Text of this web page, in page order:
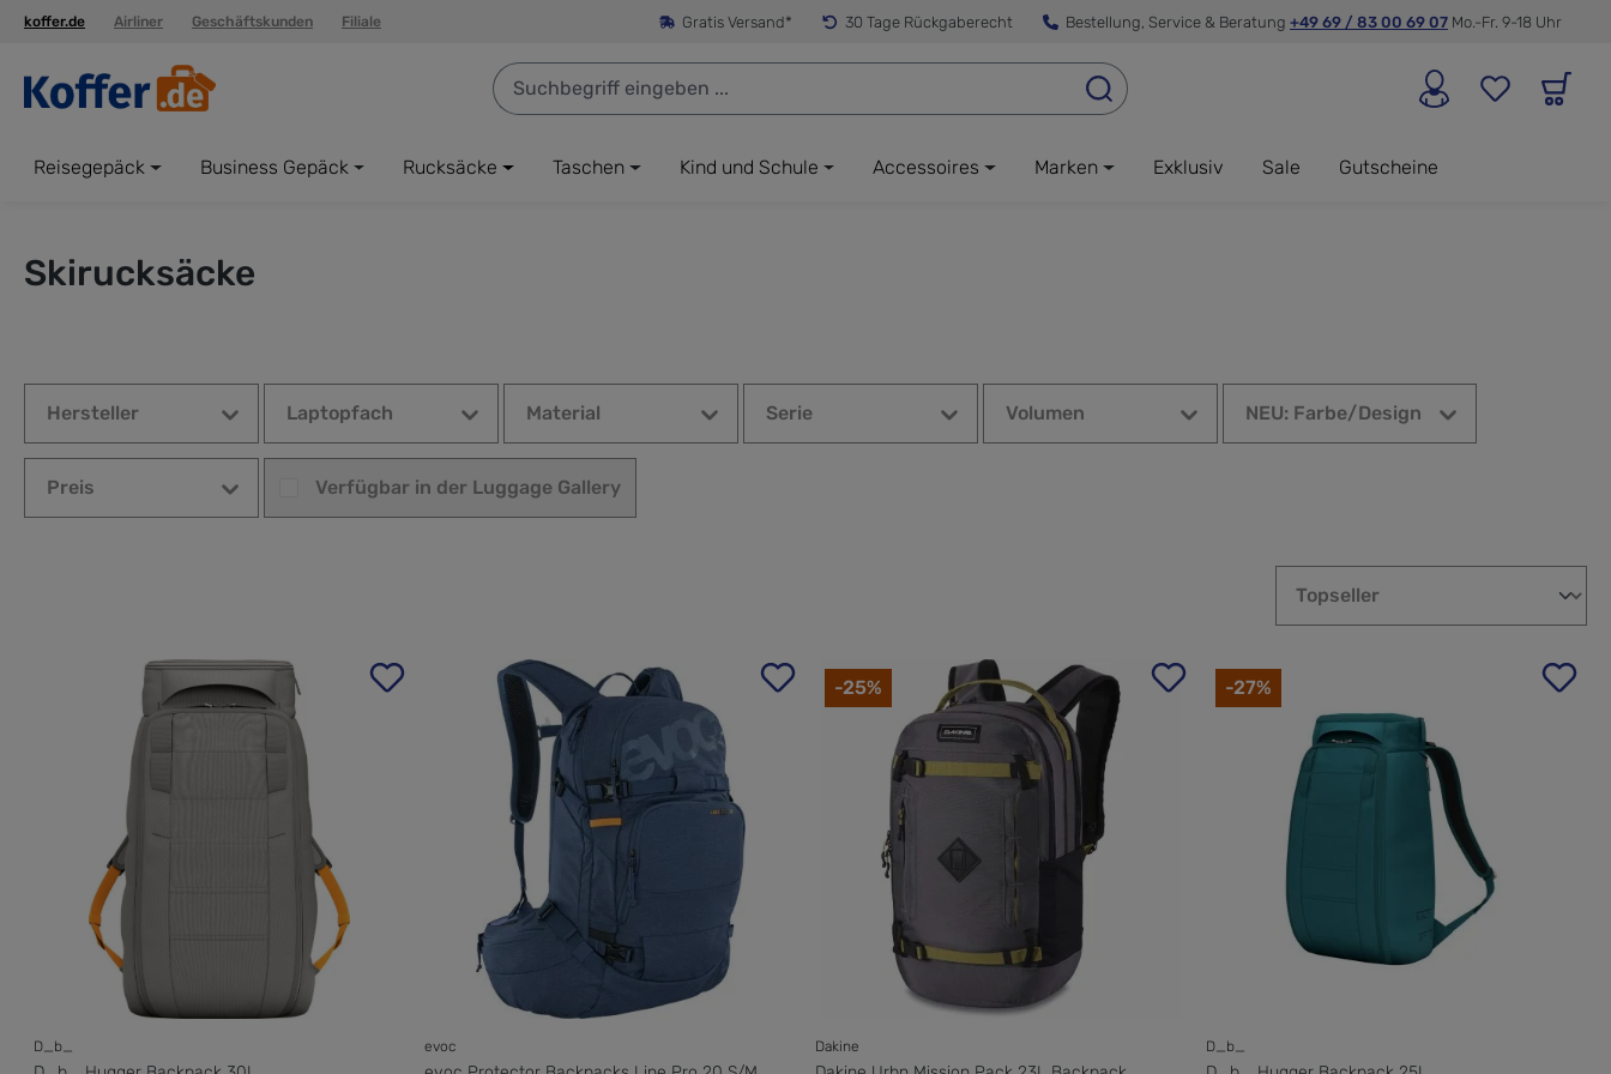
Zur Hauptnavigation springen
koffer.de Airliner Geschäftskunden Filiale Gratis Versand* 30 Tage Rückgaberecht Bestellung, Service & Beratung +49 69 / 83 00 69 07 Mo.-Fr. 9-18 Uhr
Reisegepäck Business Gepäck Rucksäcke Taschen Kind und Schule Accessoires Marken Exklusiv Sale Gutscheine
Skirucksäcke
Hersteller Laptopfach Material Serie Volumen NEU: Farbe/Design
Preis Verfügbar in der Luggage Gallery
Verfügbar in der Luggage Gallery
D_b_ evoc
-25%
Dakine
-27%
D_b_